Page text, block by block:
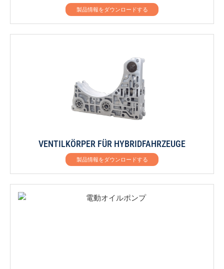
製品情報をダウンロードする
VENTILKÖRPER FÜR HYBRIDFAHRZEUGE
製品情報をダウンロードする